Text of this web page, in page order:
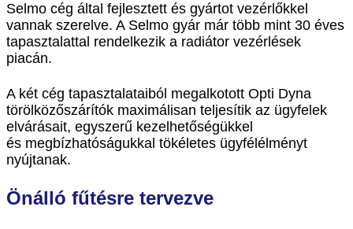
Selmo cég által fejlesztett és gyártot vezérlőkkel
vannak szerelve. A Selmo gyár már több mint 30 éves
tapasztalattal rendelkezik a radiátor vezérlések
piacán.
A két cég tapasztalataiból megalkotott Opti Dyna
törölközőszárítók maximálisan teljesítik az ügyfelek
elvárásait, egyszerű kezelhetőségükkel
és megbízhatóságukkal tökéletes ügyfélélményt
nyújtanak.
Önálló fűtésre tervezve